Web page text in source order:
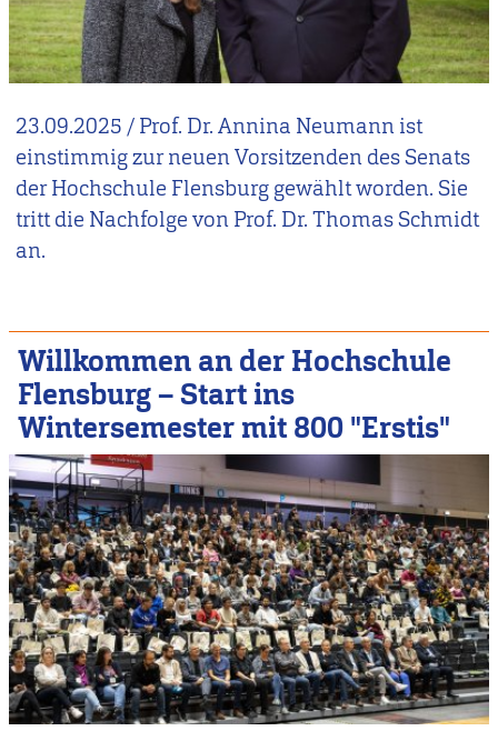
23.09.2025 /Prof. Dr. Annina Neumann ist
einstimmig zur neuen Vorsitzenden des Senats
der Hochschule Flensburg gewählt worden. Sie
tritt die Nachfolge von Prof. Dr. Thomas Schmidt
an.
Willkommen an der Hochschule
Flensburg – Start ins
Wintersemester mit 800 "Erstis"